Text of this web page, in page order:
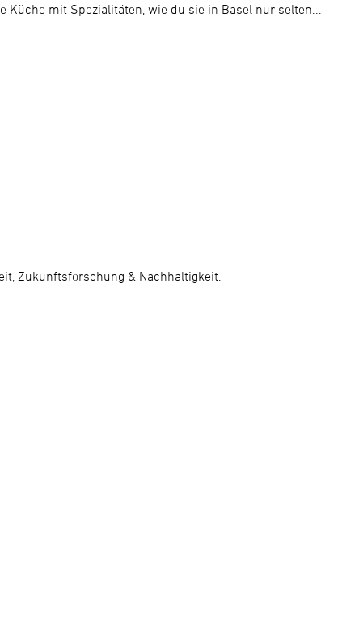
mit Spezialitäten, wie du sie in Basel nur selten...
Zukunftsforschung & Nachhaltigkeit.